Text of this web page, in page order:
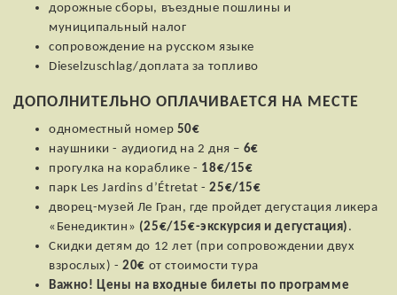
дорожные сборы, въездные пошлины и
муниципальный налог
сопровождение на русском языке
Dieselzuschlag/доплата за топливо
ДОПОЛНИТЕЛЬНО ОПЛАЧИВАЕТСЯ НА МЕСТЕ
одноместный номер 50€
наушники - аудиогид на 2 дня – 6€
прогулка на кораблике - 18€/15€
парк Les Jardins d’Étretat -25€/15€
дворец-музей Ле Гран, где пройдет дегустация ликера
«Бенедиктин» (25€/15€-экскурсия и дегустация).
Скидки детям до 12 лет (при сопровождении двух
взрослых) - 20€ от стоимости тура
Важно! Цены на входные билеты по программе